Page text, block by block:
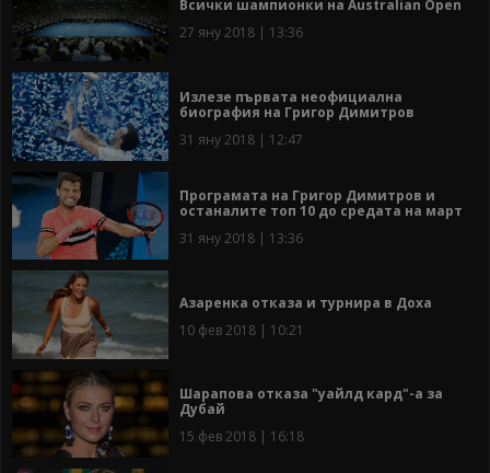
Всички шампионки на Australian Open
27 яну 2018 | 13:36
Излезе първата неофициална
биография на Григор Димитров
31 яну 2018 | 12:47
Програмата на Григор Димитров и
останалите топ 10 до средата на март
31 яну 2018 | 13:36
Азаренка отказа и турнира в Доха
10 фев 2018 | 10:21
Шарапова отказа "уайлд кард"-а за
Дубай
15 фев 2018 | 16:18